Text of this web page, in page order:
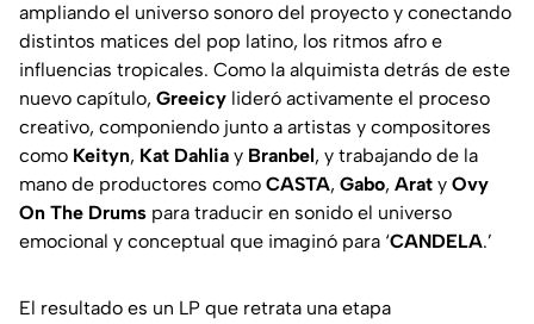
ampliando el universo sonoro del proyecto y conectando
distintos matices del pop latino, los ritmos afro e
influencias tropicales. Como la alquimista detrás de este
nuevo capítulo, Greeicy lideró activamente el proceso
creativo, componiendo junto a artistas y compositores
como Keityn, Kat Dahlia y Branbel, y trabajando de la
mano de productores como CASTA, Gabo, Arat y Ovy
On The Drums para traducir en sonido el universo
emocional y conceptual que imaginó para ‘CANDELA.’
El resultado es un LP que retrata una etapa